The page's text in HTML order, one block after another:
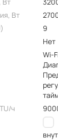
Вт
9
Нет
Wi-
ч
25